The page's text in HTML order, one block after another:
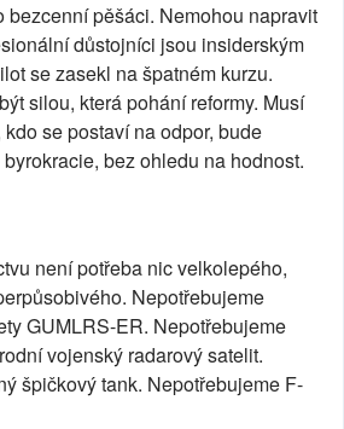
bezcenní pěšáci. Nemohou napravit
důstojníci jsou insiderským
se zasekl na špatném kurzu.
silou, která pohání reformy. Musí
se postaví na odpor, bude
bez ohledu na hodnost.
není potřeba nic velkolepého,
Nepotřebujeme
GUMLRS-ER. Nepotřebujeme
vojenský radarový satelit.
špičkový tank. Nepotřebujeme F-